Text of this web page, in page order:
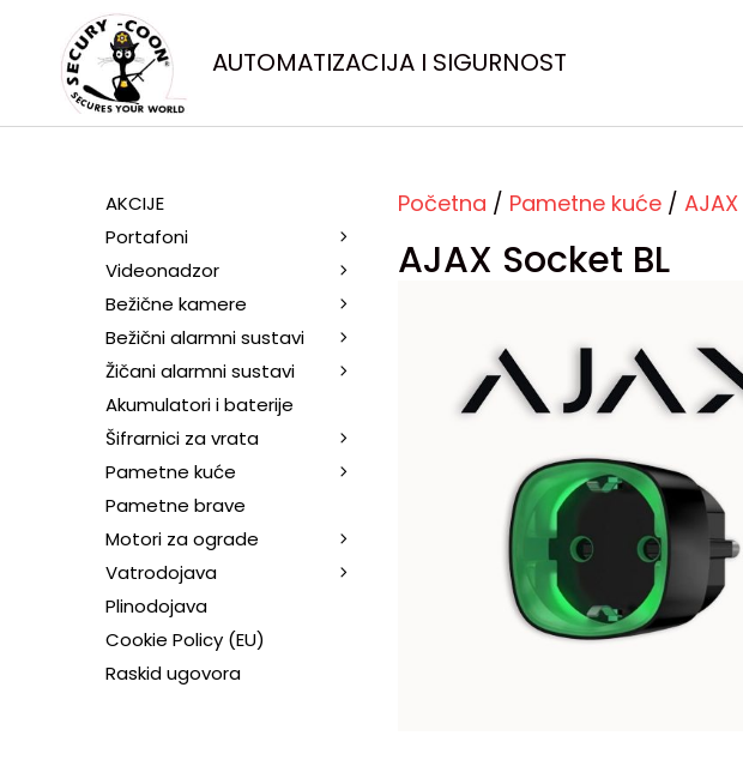
AUTOMATIZACIJA I SIGURNOST
Početna / Pametne kuće / AJAX
AJAX Socket BL
AKCIJE
Portafoni
Videonadzor
Bežične kamere
Bežični alarmni sustavi
Žičani alarmni sustavi
Akumulatori i baterije
Šifrarnici za vrata
Pametne kuće
Pametne brave
Motori za ograde
Vatrodojava
Plinodojava
Cookie Policy (EU)
Raskid ugovora